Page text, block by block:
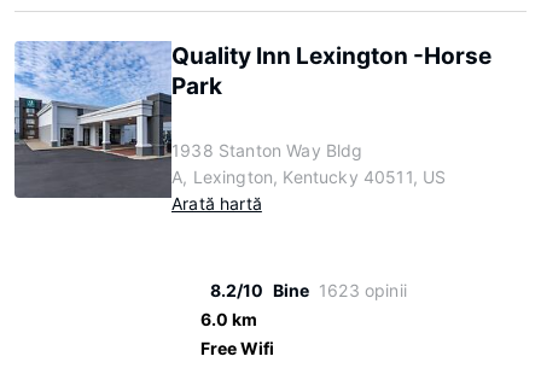
Quality Inn Lexington -Horse
Park
1938 Stanton Way Bldg
A, Lexington, Kentucky 40511, US
Arată hartă
8.2/10 Bine 1623 opinii
6.0 km
Free Wifi